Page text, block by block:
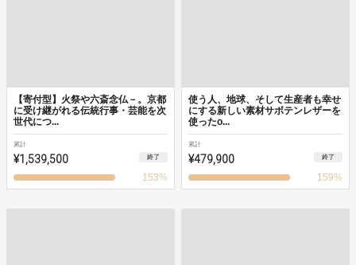
【寄付型】火祭や六斎念仏－。京都
に受け継がれる伝統行事・芸能を次
世代につ...
累計
¥1,539,500 終了
153%
使う人、地球、そして生産者も幸せ
にする新しい素材サボテンレザーを
使ったo...
累計
¥479,900 終了
159%